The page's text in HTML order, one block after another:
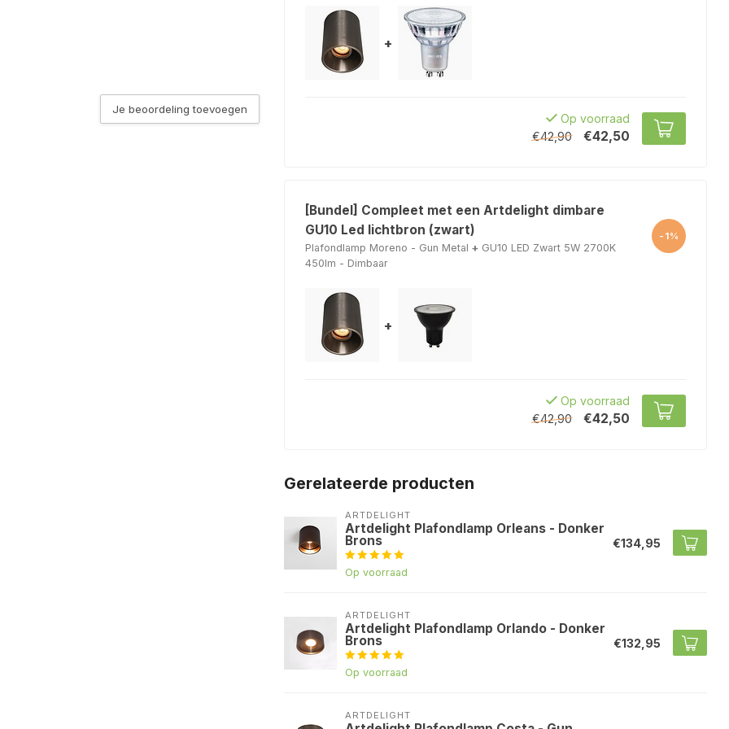
de Lichtbron keuze Je beoordeling toevoegen
+
Op voorraad
€42,90
€42,50
[Bundel] Compleet met een Artdelight dimbare
GU10 Led lichtbron (zwart)
Plafondlamp Moreno - Gun Metal + GU10 LED Zwart 5W 2700K
450lm - Dimbaar
-1%
+
Op voorraad
€42,90
€42,50
Gerelateerde producten
ARTDELIGHT
Artdelight Plafondlamp Orleans - Donker
Brons
Op voorraad
€134,95
ARTDELIGHT
Artdelight Plafondlamp Orlando - Donker
Brons
Op voorraad
€132,95
ARTDELIGHT